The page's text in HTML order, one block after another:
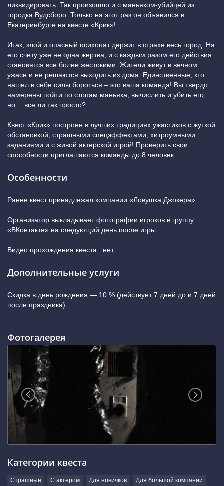
ребенка", вход под ней.)(показать на карте)
ликвидировать. Так произошло и с маньяком-убийцей из
городка Вудсборо. Только на этот раз он объявился в
Екатеринбурге на квесте «Крик»!
Итак, злой и опасный психопат держит в страхе весь город. На
его счету уже не одна жертва, и с каждым разом его действия
становятся все более жестокими. Жители живут в вечном
ужасе и не решаются выходить из дома. Единственные, кто
нашел в себе силы бороться – это ваша команда! Вы твердо
намерены пойти по стопам маньяка, вычислить и убить его,
но… все ли так просто?
Квест «Крик» построен в лучших традициях ужастиков с жуткой
обстановкой, страшными спецэффектами, хитроумными
заданиями и с живой актерской игрой! Проверить свои
способности приглашаются команды до 8 человек.
Особенности
Ранее квест принадлежал компании «Ловушка Джокера».
Организатор выкладывает фотографии игроков в группу
«ВКонтакте» на следующий день после игры.
Видео прохождения квеста : нет
Дополнительные услуги
Скидка в день рождения — 10 % (действует 7 дней до и 7 дней
после праздника).
Фотогалерея
Категории квеста
Страшные С актером Для новичков Для большой компании